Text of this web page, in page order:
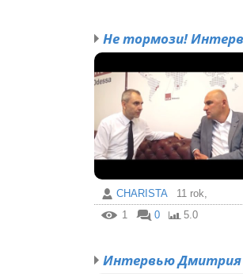
CHARISTA
11 rok,
1
0 5.0